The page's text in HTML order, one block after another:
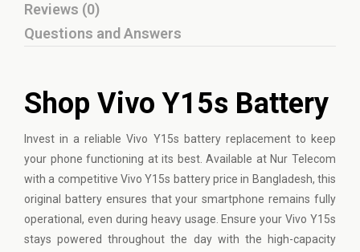
Reviews (0)
Questions and Answers
Shop Vivo Y15s Battery
Invest in a reliableVivo Y15s battery replacement to keep
your phone functioning at its best. Available at Nur Telecom
with a competitive Vivo Y15s battery price in Bangladesh, this
original battery ensures that your smartphone remains fully
operational, even during heavy usage. Ensure your Vivo Y15s
stays powered throughout the day with the high-capacity